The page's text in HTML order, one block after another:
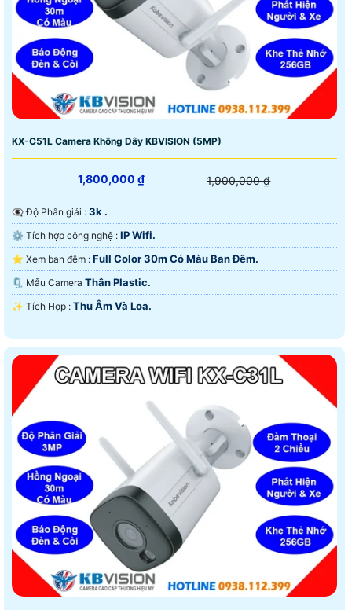
KX-C51L Camera Không Dây KBVISION (5MP)
1,800,000 ₫ 1,900,000 ₫
👁️‍🗨 Độ Phân giải : 3k .
⚙ Tích hợp công nghệ : IP Wifi.
⭐ Xem ban đêm : Full Color 30m Có Màu Ban Ðêm.
🗜️ Mẫu Camera Thân Plastic.
️✨ Tích Hợp : Thu Âm Và Loa.